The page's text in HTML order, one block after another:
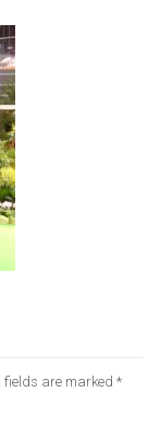
fields are marked *